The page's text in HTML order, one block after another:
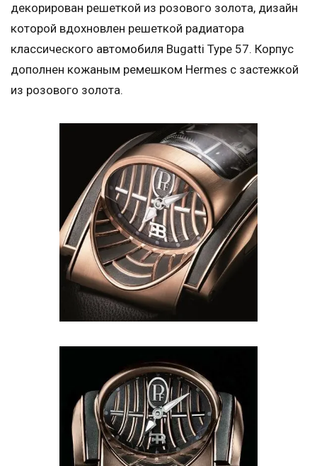
декорирован решеткой из розового золота, дизайн
которой вдохновлен решеткой радиатора
классического автомобиля Bugatti Type 57. Корпус
дополнен кожаным ремешком Hermes с застежкой
из розового золота.